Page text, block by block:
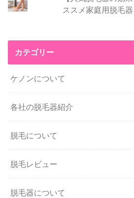
ススメ家庭用脱毛器
カテゴリー
ケノンについて
各社の脱毛器紹介
脱毛について
脱毛レビュー
脱毛器について